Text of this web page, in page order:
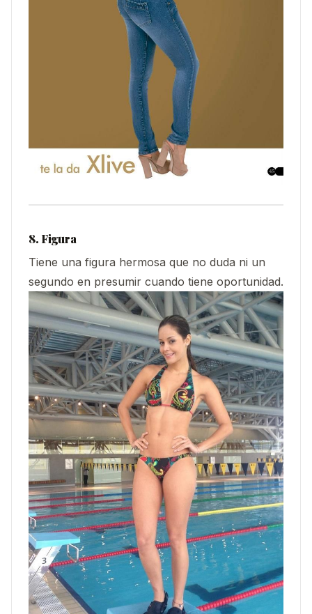
8. Figura
Tiene una figura hermosa que no duda ni un
segundo en presumir cuando tiene oportunidad.